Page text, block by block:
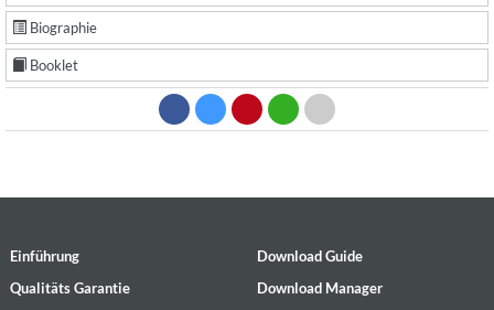
Biographie
Booklet
Einführung
Qualitäts Garantie
Download Guide
Download Manager